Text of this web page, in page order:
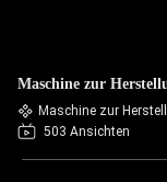
Maschine zur
Maschine zur
503 Ansichten